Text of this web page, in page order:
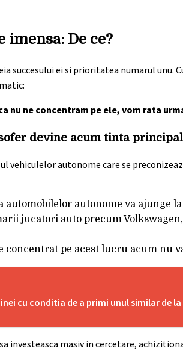
imensa: De ce?
succesului ei si prioritatea numarul unu.
nu ne concentram pe ele, vom rata
devine acum tinta
vehiculelor autonome care se
automobilelor autonome va ajunge la
jucatori auto precum
concentrat pe acest lucru acum nu
cu conditia de a primi unul similar de
investeasca masiv in cercetare,